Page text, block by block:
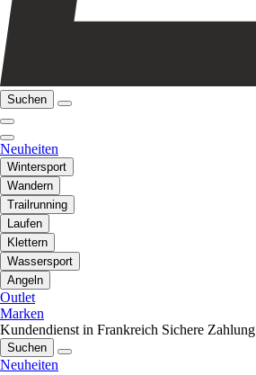
Suchen
Neuheiten
Wintersport
Wandern
Trailrunning
Laufen
Klettern
Wassersport
Angeln
Outlet
Marken
Kundendienst in Frankreich Sichere Zahlung
Suchen
Neuheiten